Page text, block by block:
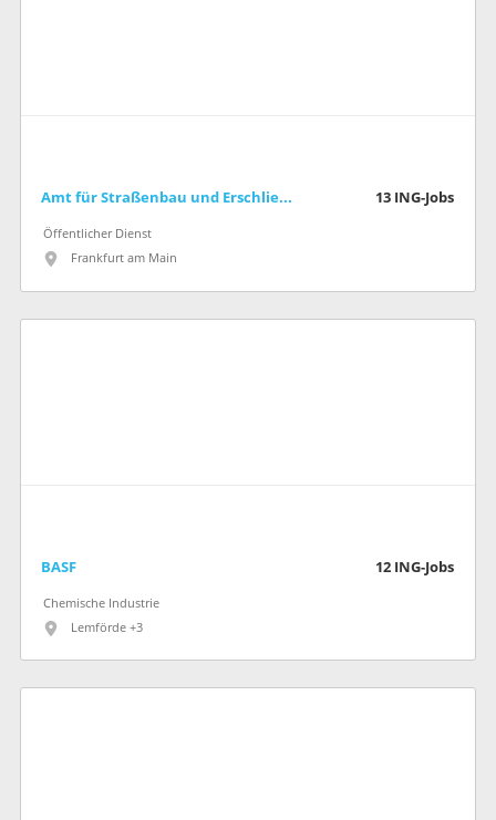
Amt für Straßenbau und Erschließung (Stadt Frankfurt am Main) 13 ING-Jobs
Öffentlicher Dienst
Frankfurt am Main
BASF 12 ING-Jobs
Chemische Industrie
Lemförde +3